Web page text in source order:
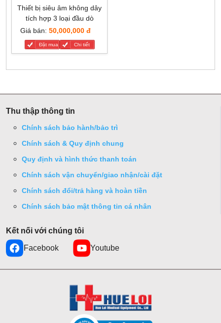
Thiết bị siêu âm không dây
tích hợp 3 loại đầu dò
Giá bán: 50,000,000 đ
Đặt mua Chi tiết
Thu thập thông tin
Chính sách bảo hành/bảo trì
Chính sách & Quy định chung
Quy định và hình thức thanh toán
Chính sách vận chuyển/giao nhận/cài đặt
Chính sách đổi/trả hàng và hoàn tiền
Chính sách bảo mật thông tin cá nhân
Kết nối với chúng tôi
Facebook Youtube